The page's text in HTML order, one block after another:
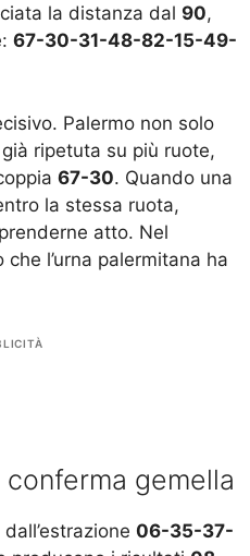
la distanza dal 90,
67-30-31-48-82-15-49-
Palermo non solo
ripetuta su più ruote,
67-30. Quando una
la stessa ruota,
atto. Nel
l’urna palermitana ha
gemella
06-35-37-